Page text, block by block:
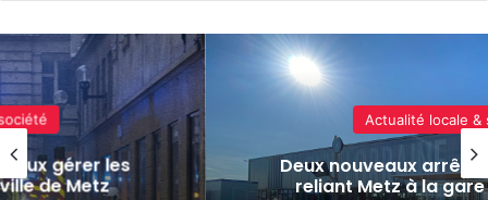
les
Actualité locale & société
Deux nouveaux arrêts pour la
reliant Metz à la gare Lorraine